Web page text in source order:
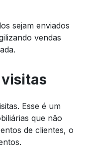
sejam enviados
vendas
Esse é um
que não
de clientes, o